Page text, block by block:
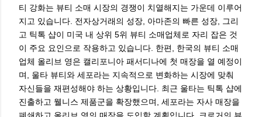
티 강화는 뷰티 소매 시장의 경쟁이 치열해지는 가운데 이루어
지고 있습니다. 전자상거래의 성장, 아마존의 빠른 성장, 그리
고 틱톡 샵이 미국 내 상위 5위 뷰티 소매업체로 자리 잡은 것
이 주요 요인으로 작용하고 있습니다. 한편, 한국의 뷰티 소매
업체 올리브 영은 캘리포니아 패서디나에 첫 매장을 열 예정이
며, 울타 뷰티와 세포라는 지속적으로 변화하는 시장에 맞춰
자신들을 재편성해야 하는 상황입니다. 최근 울타는 틱톡 샵에
진출하고 웰니스 제품군을 확장했으며, 세포라는 자사 매장을